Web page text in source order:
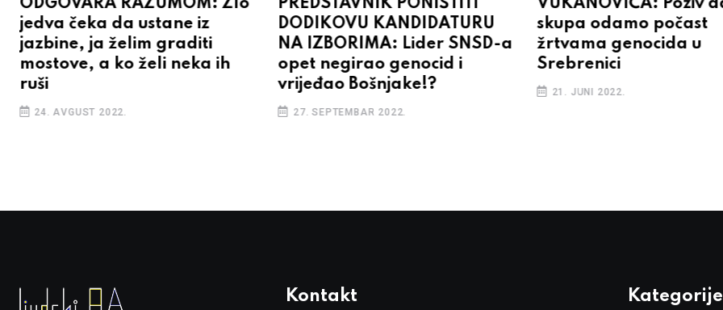
ODGOVARA RAZUMOM: Zlo
jedva čeka da ustane iz
jazbine, ja želim graditi
mostove, a ko želi neka ih
ruši
24. AVGUST 2022.
PREDSTAVNIK PONIŠTITI
DODIKOVU KANDIDATURU
NA IZBORIMA: Lider SNSD-a
opet negirao genocid i
vrijeđao Bošnjake!?
27. SEPTEMBAR 2022.
VUKANOVIĆA: Poziv
skupa odamo počast
žrtvama genocida u
Srebrenici
21. JUNI 2022.
Kontakt Kategorije